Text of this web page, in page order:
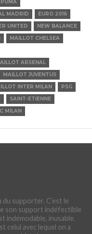
PUMA
MADRID
EURO 2016
UNITED
NEW BALANCE
MAILLOT CHELSEA
ARSENAL
MAILLOT JUVENTUS
INTER MILAN
PSG
SAINT-ETIENNE
MILAN
supporter. C’est le
son support indéfectible
indémodable, inusable.
celui avec lequel on a